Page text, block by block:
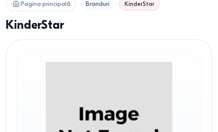
Pagina principală Branduri KinderStar
KinderStar